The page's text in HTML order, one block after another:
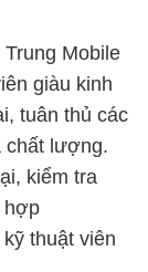
Mobile
giàu kinh
tuân thủ các
chất lượng.
kiểm tra
hợp
thuật viên